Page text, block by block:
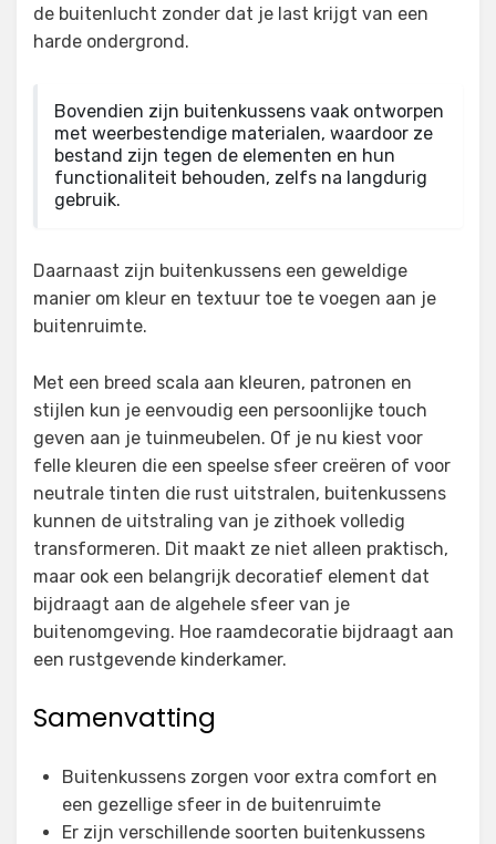
de buitenlucht zonder dat je last krijgt van een
harde ondergrond.
Bovendien zijn buitenkussens vaak ontworpen
met weerbestendige materialen, waardoor ze
bestand zijn tegen de elementen en hun
functionaliteit behouden, zelfs na langdurig
gebruik.
Daarnaast zijn buitenkussens een geweldige
manier om kleur en textuur toe te voegen aan je
buitenruimte.
Met een breed scala aan kleuren, patronen en
stijlen kun je eenvoudig een persoonlijke touch
geven aan je tuinmeubelen. Of je nu kiest voor
felle kleuren die een speelse sfeer creëren of voor
neutrale tinten die rust uitstralen, buitenkussens
kunnen de uitstraling van je zithoek volledig
transformeren. Dit maakt ze niet alleen praktisch,
maar ook een belangrijk decoratief element dat
bijdraagt aan de algehele sfeer van je
buitenomgeving. Hoe raamdecoratie bijdraagt aan
een rustgevende kinderkamer.
Samenvatting
Buitenkussens zorgen voor extra comfort en
een gezellige sfeer in de buitenruimte
Er zijn verschillende soorten buitenkussens